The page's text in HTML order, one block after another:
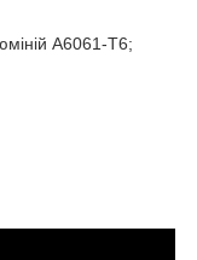
A6061-T6;